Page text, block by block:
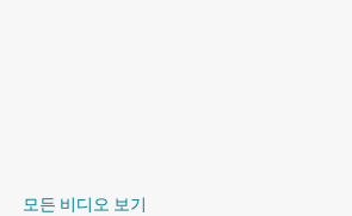
모든 비디오 보기